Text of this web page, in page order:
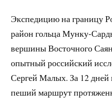
Экспедицию на границу
район гольца Мунку-
вершины Восточного
опытный российский
Сергей Малых. За 12 дней
пеший маршрут